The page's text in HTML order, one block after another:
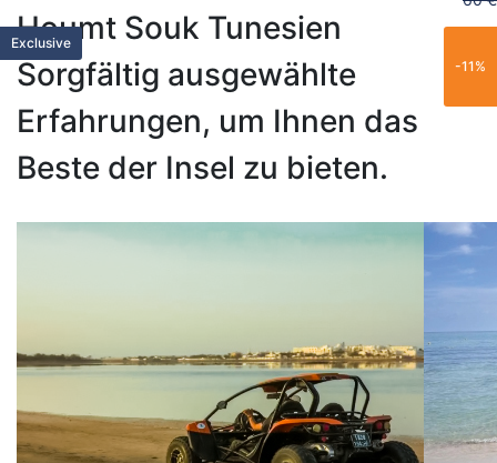
Houmt Souk Tunesien
Sorgfältig ausgewählte
Erfahrungen, um Ihnen das
Beste der Insel zu bieten.
Trending
Exclusif
Popular
-11%
Trending
Family
Exclusive